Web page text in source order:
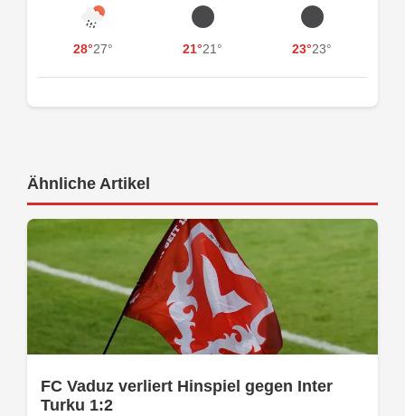
28°27° 21°21° 23°23°
Ähnliche Artikel
FC Vaduz verliert Hinspiel gegen Inter
Turku 1:2